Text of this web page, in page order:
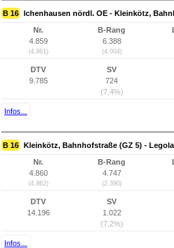
B 16 Ichenhausen nördl. OE - Kleinkötz,
Nr.
4.859
(4.861)
B-Rang
6.388
(4.004)
DTV
9.785
SV
724
(7,4%)
Infos...
B 16 Kleinkötz, Bahnhofstraße (GZ 5) -
Nr.
4.860
(4.862)
B-Rang
4.747
(2.390)
DTV
14.196
SV
1.022
(7,2%)
Infos...